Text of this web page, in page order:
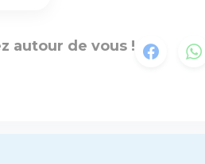
autour de vous !